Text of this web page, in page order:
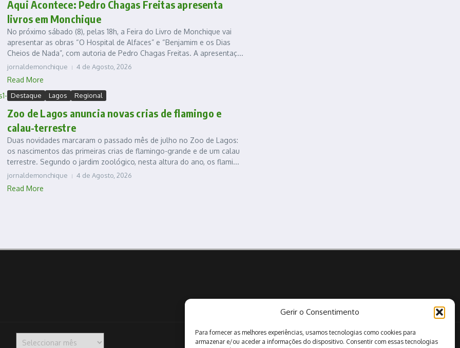
Gerir o Consentimento
Para fornecer as melhores experiências, usamos tecnologias como cookies para
armazenar e/ou aceder a informações do dispositivo. Consentir com essas tecnologias
Aqui Acontece: Pedro Chagas Freitas apresenta
livros em Monchique
No próximo sábado (8), pelas 18h, a Feira do Livro de Monchique vai
apresentar as obras “O Hospital de Alfaces” e “Benjamim e os Dias
Cheios de Nada”, com autoria de Pedro Chagas Freitas. A apresentaç...
jornaldemonchique 4 de Agosto, 2026
Read More
Destaque Lagos Regional
Zoo de Lagos anuncia novas crias de flamingo e
calau-terrestre
Duas novidades marcaram o passado mês de julho no Zoo de Lagos:
os nascimentos das primeiras crias de flamingo-grande e de um calau
terrestre. Segundo o jardim zoológico, nesta altura do ano, os flami...
jornaldemonchique 4 de Agosto, 2026
Read More
Pesquisar